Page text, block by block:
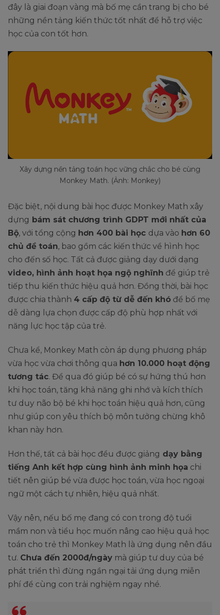
đây là giai đoạn vàng mà bố mẹ cần trang bị cho bé
những nền tảng kiến thức tốt nhất để hỗ trợ việc
học của con tốt hơn.
Xây dựng nền tảng toán học vững chắc cho bé cùng
Monkey Math. (Ảnh: Monkey)
Đặc biệt, nội dung bài học được Monkey Math xây
dựng bám sát chương trình GDPT mới nhất của
Bộ, với tổng cộng hơn 400 bài học dựa vào hơn 60
chủ đề toán, bao gồm các kiến thức về hình học
cho đến số học. Tất cả được giảng dạy dưới dạng
video, hình ảnh hoạt họa ngộ nghĩnh để giúp trẻ
tiếp thu kiến thức hiệu quả hơn. Đồng thời, bài học
được chia thành 4 cấp độ từ dễ đến khó để bố mẹ
dễ dàng lựa chọn được cấp độ phù hợp nhất với
năng lực học tập của trẻ.
Chưa kể, Monkey Math còn áp dụng phương pháp
vừa học vừa chơi thông qua hơn 10.000 hoạt động
tương tác. Để qua đó giúp bé có sự hứng thú hơn
khi học toán, tăng khả năng ghi nhớ và kích thích
tư duy não bộ bé khi học toán hiệu quả hơn, cũng
như giúp con yêu thích bộ môn tưởng chừng khô
khan này hơn.
Hơn thế, tất cả bài học đều được giảng dạy bằng
tiếng Anh kết hợp cùng hình ảnh minh họa chi
tiết nên giúp bé vừa được học toán, vừa học ngoại
ngữ một cách tự nhiên, hiệu quả nhất.
Vậy nên, nếu bố mẹ đang có con trong độ tuổi
mầm non và tiểu học muốn nâng cao hiệu quả học
toán cho trẻ thì Monkey Math là ứng dụng nên đầu
tư. Chưa đến 2000đ/ngày mà giúp tư duy của bé
phát triển thì đừng ngần ngại tải ứng dụng miễn
phí để cùng con trải nghiệm ngay nhé.